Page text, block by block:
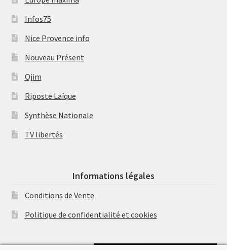
Infos75
Nice Provence info
Nouveau Présent
Ojim
Riposte Laïque
Synthèse Nationale
TV libertés
Informations légales
Conditions de Vente
Politique de confidentialité et cookies